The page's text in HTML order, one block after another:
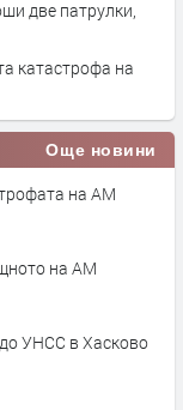
две патрулки,
катастрофа на
Още новини
на АМ
на АМ
до УНСС в Хасково